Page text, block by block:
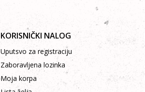
KORISNIČKI NALOG
Uputsvo za registraciju
Zaboravljena lozinka
Moja korpa